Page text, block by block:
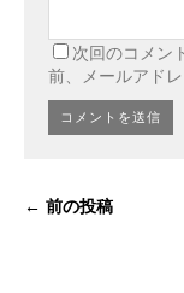
次回のコメン
前、メールアド
← 前の投稿